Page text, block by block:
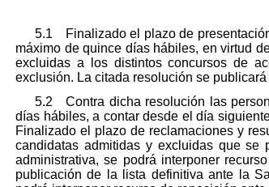
5.1 Finalizado el plazo de
máximo de quince días hábiles, en virtud
excluidas a los distintos concursos de
exclusión. La citada resolución se
5.2 Contra dicha resolución las
días hábiles, a contar desde el día
Finalizado el plazo de reclamaciones y
candidatas admitidas y excluidas que
administrativa, se podrá interponer
publicación de la lista definitiva ante la